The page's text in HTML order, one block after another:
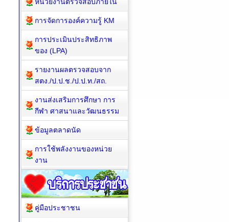
การจัดการองค์ความรู้ KM
การประเมินประสิทธิภาพ
ของ (LPA)
รายงานผลตรวจสอบจาก
สตง./ป.ป.ช./ป.ป.ท./สถ.
งานส่งเสริมการศึกษา การ
กีฬา ศาสนาและวัฒนธรรม
ข้อมูลตลาดนัด
การใช้พลังงานของหน่วย
งาน
คู่มือประชาชน